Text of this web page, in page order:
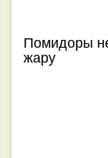
Помидоры
жару